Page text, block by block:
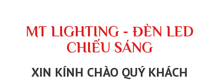
MT LIGHTING - ĐÈN LED
CHIẾU SÁNG
XIN KÍNH CHÀO QUÝ KHÁCH